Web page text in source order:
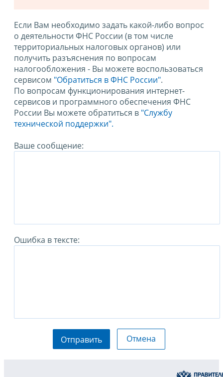
Если Вам необходимо задать какой-либо вопрос
о деятельности ФНС России (в том числе
территориальных налоговых органов) или
получить разъяснения по вопросам
налогообложения - Вы можете воспользоваться
сервисом "Обратиться в ФНС России".
По вопросам функционирования интернет-
сервисов и программного обеспечения ФНС
России Вы можете обратиться в "Службу
технической поддержки".
Ваше сообщение:
Ошибка в тексте:
Отправить Отмена